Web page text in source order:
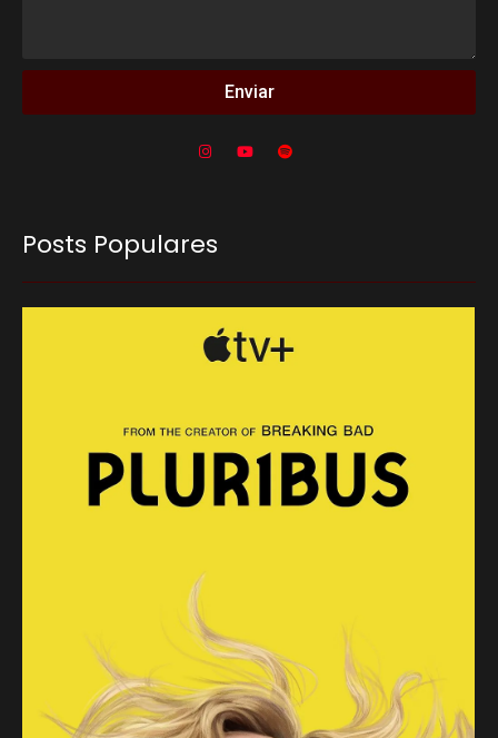
Enviar
Posts Populares